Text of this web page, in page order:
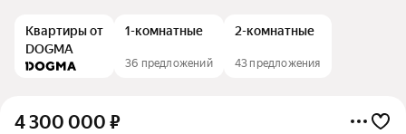
Квартиры от
DOGMA
1-комнатные
36 предложений
2-комнатные
43 предложения
4 300 000 ₽